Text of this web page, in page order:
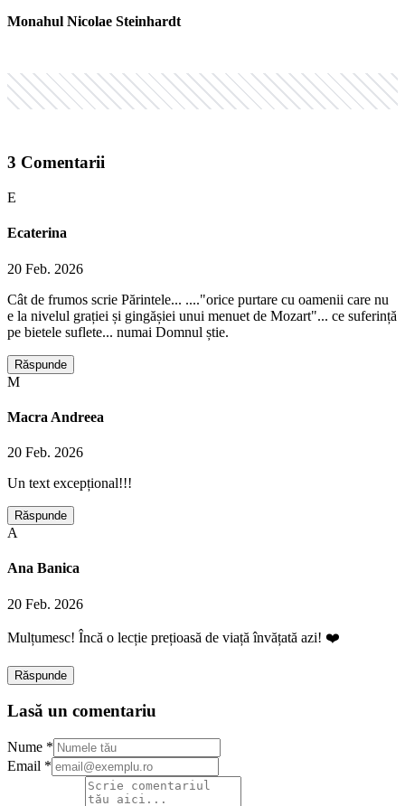
Monahul Nicolae Steinhardt
3 Comentarii
E
Ecaterina
20 Feb. 2026
Cât de frumos scrie Părintele... ...."orice purtare cu oamenii care nu
e la nivelul grației și gingășiei unui menuet de Mozart"... ce suferință
pe bietele suflete... numai Domnul știe.
Răspunde
M
Macra Andreea
20 Feb. 2026
Un text excepțional!!!
Răspunde
A
Ana Banica
20 Feb. 2026
Mulțumesc! Încă o lecție prețioasă de viață învățată azi! ❤️
Răspunde
Lasă un comentariu
Nume *
Email *